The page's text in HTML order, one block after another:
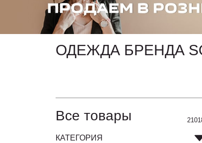
ОДЕЖДА БРЕНДА
Все товары
КАТЕГОРИЯ